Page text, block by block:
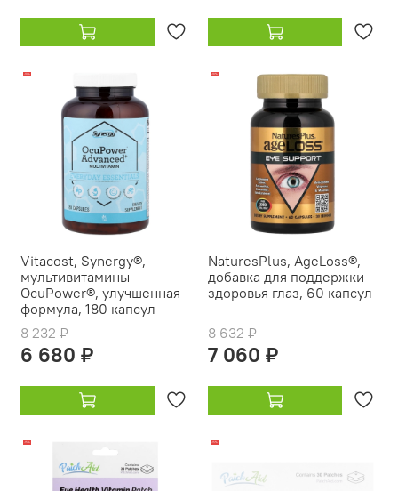
-19%
Vitacost, Synergy®,
мультивитамины
OcuPower®, улучшенная
формула, 180 капсул
8 232 ₽
6 680 ₽
-18%
NaturesPlus, AgeLoss®,
добавка для поддержки
здоровья глаз, 60 капсул
8 632 ₽
7 060 ₽
-15% -15%